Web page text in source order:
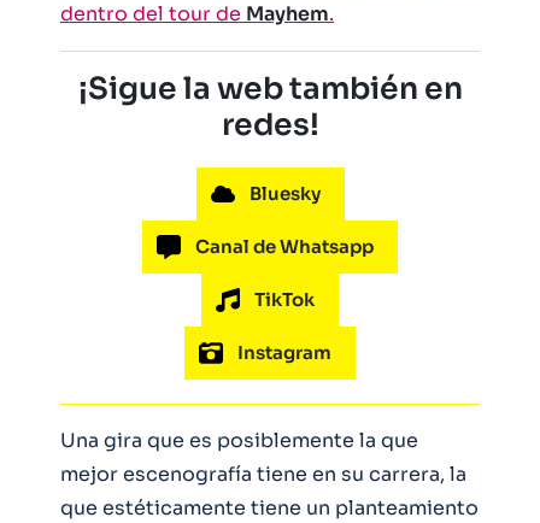
dentro del tour de Mayhem.
¡Sigue la web también en
redes!
Bluesky
Canal de Whatsapp
TikTok
Instagram
Una gira que es posiblemente la que
mejor escenografía tiene en su carrera, la
que estéticamente tiene un planteamiento